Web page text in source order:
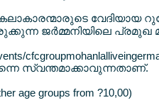
വേദിയായ
ജര്‍മ്മനിയിലെ പ്രമുഖ
സ്വന്തമാക്കാവുന്നതാണ്.
age groups from ?10,00)